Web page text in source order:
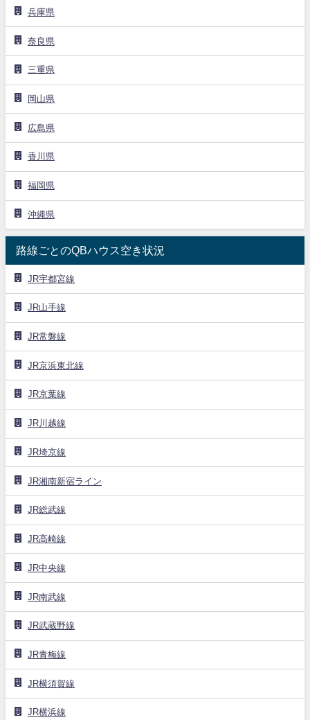
兵庫県
奈良県
三重県
岡山県
広島県
香川県
福岡県
沖縄県
路線ごとのQBハウス空き状況
JR宇都宮線
JR山手線
JR常磐線
JR京浜東北線
JR京葉線
JR川越線
JR埼京線
JR湘南新宿ライン
JR総武線
JR高崎線
JR中央線
JR南武線
JR武蔵野線
JR青梅線
JR横須賀線
JR横浜線